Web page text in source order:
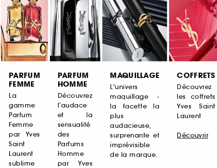
PARFUM
FEMME
La
gamme
Parfum
Femme
par Yves
Saint
Laurent
sublime
PARFUM
HOMME
Découvrez
l’audace
et la
sensualité
des
Parfums
Homme
par Yves
MAQUILLAGE
L'univers
maquillage -
la facette la
plus
audacieuse,
surprenante et
imprévisible
de la marque.
COFFRETS
Découvrez
les coffrets
Yves Saint
Laurent
Découvrir